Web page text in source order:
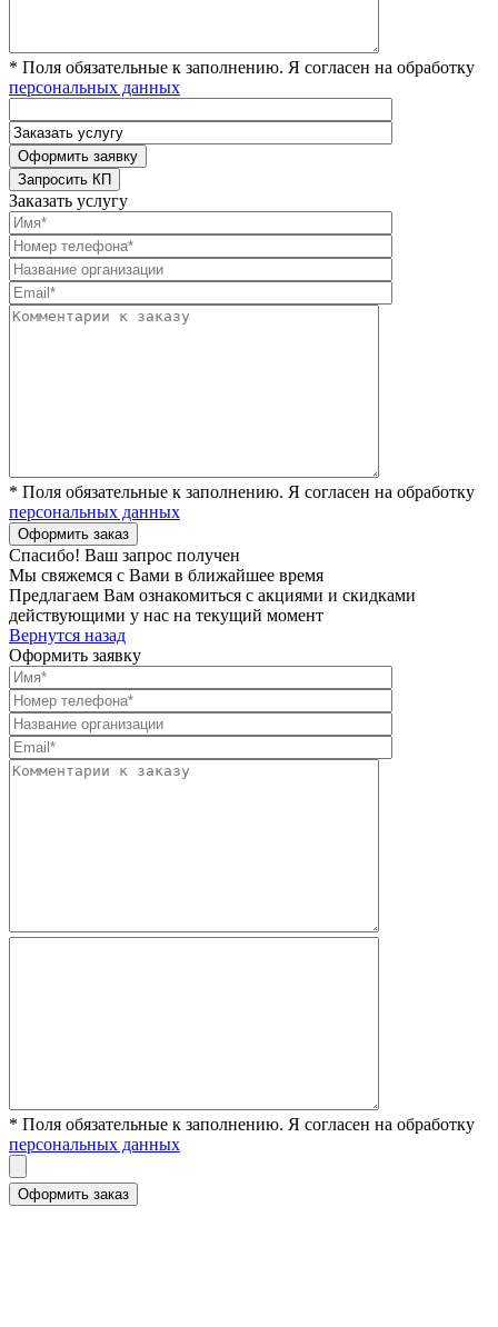
* Поля обязательные к заполнению. Я согласен на обработку
персональных данных
Заказать услугу
* Поля обязательные к заполнению. Я согласен на обработку
персональных данных
Спасибо! Ваш запрос получен
Мы свяжемся с Вами в ближайшее время
Предлагаем Вам ознакомиться с акциями и скидками
действующими у нас на текущий момент
Вернутся назад
Оформить заявку
* Поля обязательные к заполнению. Я согласен на обработку
персональных данных